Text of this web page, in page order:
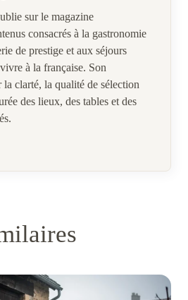
sur le magazine
consacrés à la gastronomie
de prestige et aux séjours
à la française. Son
la clarté, la qualité de sélection
des lieux, des tables et des